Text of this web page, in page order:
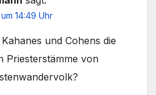
14:49 Uhr
und Cohens die
Priesterstämme von